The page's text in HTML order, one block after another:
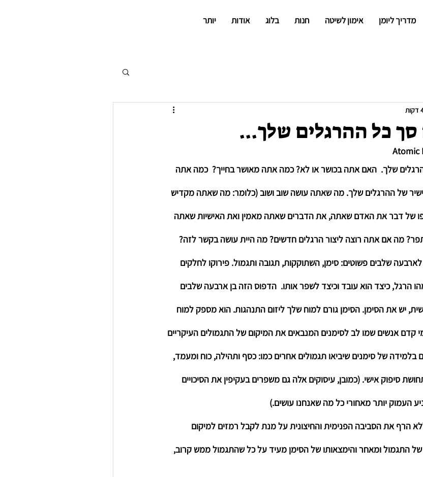
מדריך ליומן אימון לשיטה חנות בלוג אודות יותר
כל ההרגלים שלך...
שלך.  האם אתה בכושר או לא? כמה אתה מאושר בחייך?  כמה אתה
ישיר של ההרגלים שלך. מה שאתה עושה שוב ושוב (כלומר: מה שאתה מקדיש
של דבר את האדם שאתה, את הדברים שאתה מאמין ואת האישיות שאתה
מה אם אתה רוצה ליצור הרגלים חדשים? מה היית עושה בקשר לזה?
שלבים פשוטים: סימן, השתוקקות, תגובה ותגמול. פירוקו לחלקים
מהו הרגל, כיצד הוא עובד וכיצד לשפר אותו.  הדפוס הזה בן ארבעה שלבים
יש את הסימן. הסימן גורם למוח שלך ליזום התנהגות. הוא מספק למוח
קדם אנשים שמו לב לסימנים המנבאים את המיקום של התגמולים העיקריים
בלמידה של סימנים שיביאו תגמולים אחרים כמו: כסף ותהילה, כוח ומעמד,
סיפוק אישי. (כמובן, עיסוקים אלה גם משפרים בעקיפין את הסיכויים
העמוק יותר מאחורי כל מה שאנחנו עושים.)
הרף את הסביבה הפנימית והחיצונית על מנת לקבל רמזים למיקום
של התגמול ומאחר והימצאותו של הסימן מעיד על כל שהתגמול ממש קרוב,